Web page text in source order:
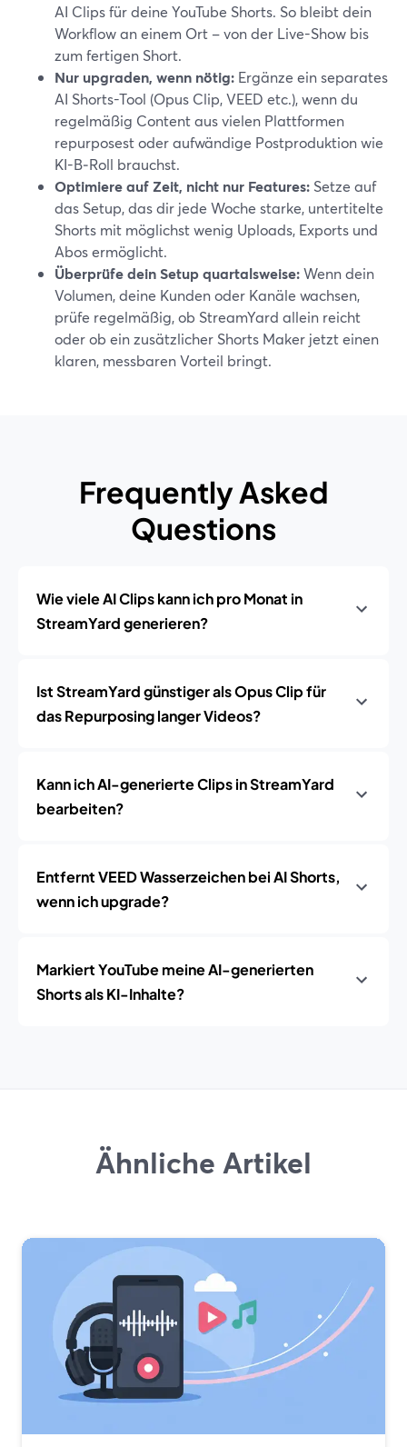
AI Clips für deine YouTube Shorts. So bleibt dein
Workflow an einem Ort – von der Live-Show bis
zum fertigen Short.
Nur upgraden, wenn nötig: Ergänze ein separates
AI Shorts-Tool (Opus Clip, VEED etc.), wenn du
regelmäßig Content aus vielen Plattformen
repurposest oder aufwändige Postproduktion wie
KI-B‑Roll brauchst.
Optimiere auf Zeit, nicht nur Features: Setze auf
das Setup, das dir jede Woche starke, untertitelte
Shorts mit möglichst wenig Uploads, Exports und
Abos ermöglicht.
Überprüfe dein Setup quartalsweise:Wenn dein
Volumen, deine Kunden oder Kanäle wachsen,
prüfe regelmäßig, ob StreamYard allein reicht
oder ob ein zusätzlicher Shorts Maker jetzt einen
klaren, messbaren Vorteil bringt.
Frequently Asked
Questions
Wie viele AI Clips kann ich pro Monat in
StreamYard generieren?
Ist StreamYard günstiger als Opus Clip für
das Repurposing langer Videos?
Kann ich AI-generierte Clips in StreamYard
bearbeiten?
Entfernt VEED Wasserzeichen bei AI Shorts,
wenn ich upgrade?
Markiert YouTube meine AI-generierten
Shorts als KI-Inhalte?
Ähnliche Artikel